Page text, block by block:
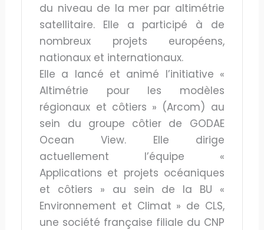
du niveau de la mer par altimétrie
satellitaire. Elle a participé à de
nombreux projets européens,
nationaux et internationaux.
Elle a lancé et animé l’initiative «
Altimétrie pour les modèles
régionaux et côtiers » (Arcom) au
sein du groupe côtier de GODAE
Ocean View. Elle dirige
actuellement l’équipe «
Applications et projets océaniques
et côtiers » au sein de la BU «
Environnement et Climat » de CLS,
une société française filiale du CNP